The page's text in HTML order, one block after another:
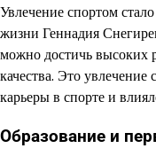
Увлечение спортом
жизни Геннадия
можно достичь высоких
качества. Это
карьеры в спорте и
Образование и